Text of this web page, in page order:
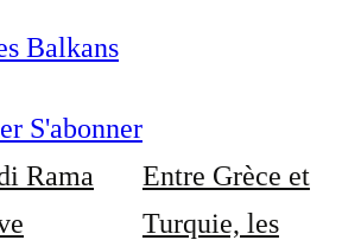
Balkans
S'abonner
Rama
Entre Grèce et
Turquie, les